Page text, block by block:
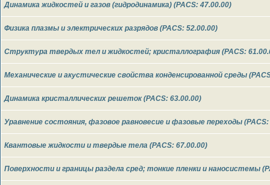
Динамика жидкостей и газов (гидродинамика) (PACS: 47.00.00)
Физика плазмы и электрических разрядов (PACS: 52.00.00)
Структура твердых тел и жидкостей; кристаллография (PACS:
Механические и акустические свойства конденсированной среды
Динамика кристаллических решеток (PACS: 63.00.00)
Уравнение состояния, фазовое равновесие и фазовые переходы (PACS:
Квантовые жидкости и твердые тела (PACS: 67.00.00)
Поверхности и границы раздела сред; тонкие пленки и наносистемы